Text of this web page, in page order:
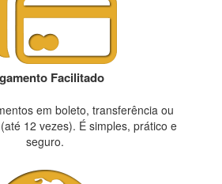
Facilitado
em boleto, transferência ou
12 vezes). É simples, prático e
seguro.